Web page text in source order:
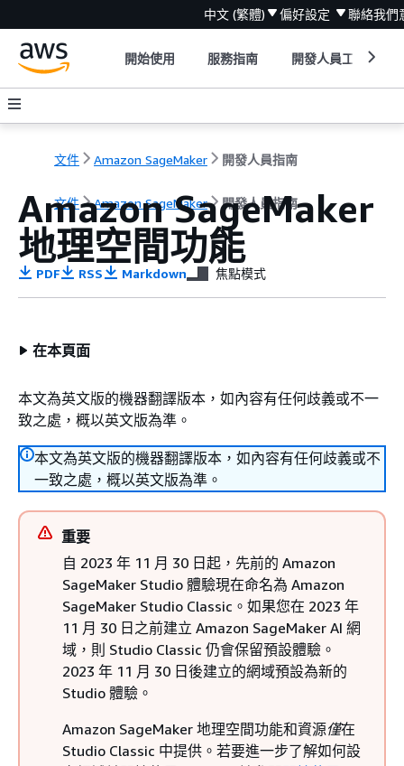
中文 (繁體) 偏好設定 聯絡我們
開始使用 服務指南 開發人員工具
文件 Amazon SageMaker 開發人員指南
文件 Amazon SageMaker 開發人員指南
Amazon SageMaker
地理空間功能
PDF RSS Markdown 焦點模式
在本頁面
本文為英文版的機器翻譯版本，如內容有任何歧義或不一
致之處，概以英文版為準。
本文為英文版的機器翻譯版本，如內容有任何歧義或不
一致之處，概以英文版為準。
重要
自 2023 年 11 月 30 日起，先前的 Amazon
SageMaker Studio 體驗現在命名為 Amazon
SageMaker Studio Classic。如果您在 2023 年
11 月 30 日之前建立 Amazon SageMaker AI 網
域，則 Studio Classic 仍會保留預設體驗。
2023 年 11 月 30 日後建立的網域預設為新的
Studio 體驗。
Amazon SageMaker 地理空間功能和資源僅在
Studio Classic 中提供。若要進一步了解如何設